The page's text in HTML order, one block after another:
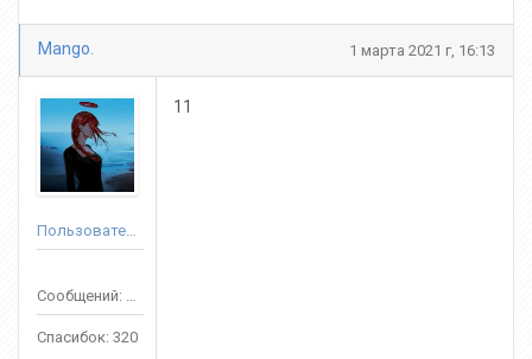
Mango. 1 марта 2021 г, 16:13
Пользователь
Сообщений: 908
Спасибок: 320
11